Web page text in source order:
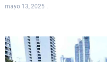
mayo 13, 2025